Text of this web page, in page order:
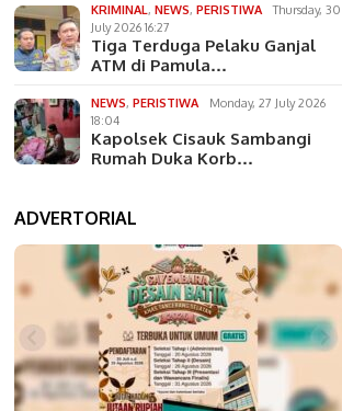
KRIMINAL,NEWS,PERISTIWA
Thursday, 30
July 2026 16:27
Tiga Terduga Pelaku Ganjal
ATM di Pamula…
NEWS,PERISTIWA
Monday, 27 July 2026
18:04
Kapolsek Cisauk Sambangi
Rumah Duka Korb…
ADVERTORIAL